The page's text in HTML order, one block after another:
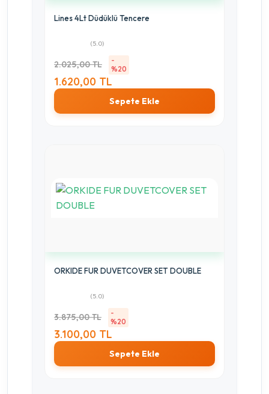
Lines 4Lt Düdüklü Tencere
(5.0)
2.025,00 TL
-
%20
1.620,00 TL
Sepete Ekle
ORKIDE FUR DUVETCOVER SET DOUBLE
(5.0)
3.875,00 TL
-
%20
3.100,00 TL
Sepete Ekle